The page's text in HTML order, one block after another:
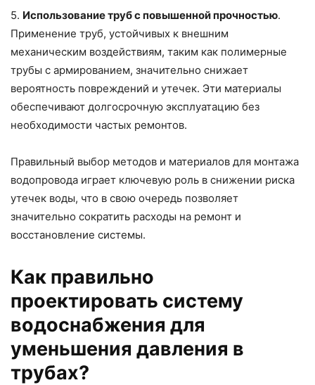
5. Использование труб с повышенной прочностью.
Применение труб, устойчивых к внешним
механическим воздействиям, таким как полимерные
трубы с армированием, значительно снижает
вероятность повреждений и утечек. Эти материалы
обеспечивают долгосрочную эксплуатацию без
необходимости частых ремонтов.
Правильный выбор методов и материалов для монтажа
водопровода играет ключевую роль в снижении риска
утечек воды, что в свою очередь позволяет
значительно сократить расходы на ремонт и
восстановление системы.
Как правильно
проектировать систему
водоснабжения для
уменьшения давления в
трубах?